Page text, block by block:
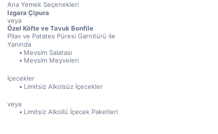
Ana Yemek Seçenekleri
Izgara Çipura
veya
Özel Köfte ve Tavuk Bonfile
Pilav ve Patates Püresi Garnitürü ile
Yanında
Mevsim Salatası
Mevsim Meyveleri
İçecekler
Limitsiz Alkolsüz İçecekler
veya
Limitsiz Alkollü İçecek Paketleri